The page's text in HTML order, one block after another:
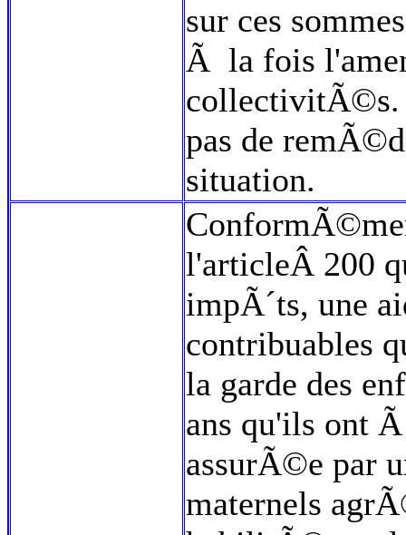
sur ces
Ã la fois
collectivitÃ©s.
pas de
situation.
l'articleÂ 200
impÃ´ts, une
contribuables
la garde des
ans qu'ils ont
assurÃ©e par
maternels